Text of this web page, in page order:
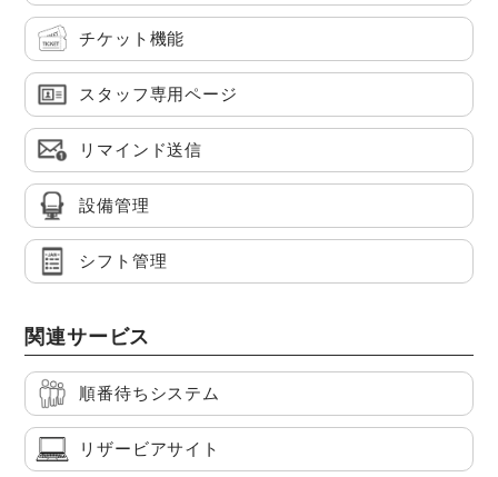
チケット機能
スタッフ専用ページ
リマインド送信
設備管理
シフト管理
関連サービス
順番待ちシステム
リザービアサイト